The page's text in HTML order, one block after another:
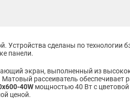
Устройства сделаны по технологии
панели.
экран, выполненный из
рассеиватель обеспечивает
40W мощностью 40 Вт с
ценой.